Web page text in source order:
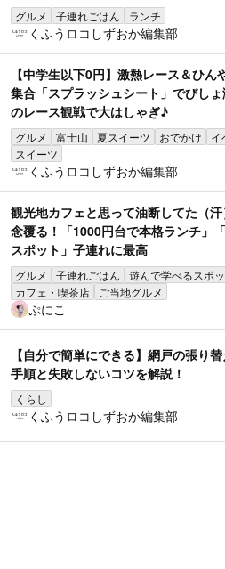
グルメ 子連れごはん ランチ
くふうロコしずおか編集部
【中学生以下0円】激熱レース＆ひん
集合「スプラッシュシート」でびし
のレース観戦で大はしゃぎ♪
グルメ 富士山 夏スイーツ おでかけ
イ
スイーツ
くふうロコしずおか編集部
観光地カフェと思って油断してた（
念覆る！「1000円台で本格ランチ」
スポット」子連れに最高
グルメ 子連れごはん 遊んで学べるスポッ
カフェ・喫茶店
ご当地グルメ
ぷにこ
【自分で簡単にできる】網戸の張り
手順と失敗しないコツを解説！
くらし
くふうロコしずおか編集部